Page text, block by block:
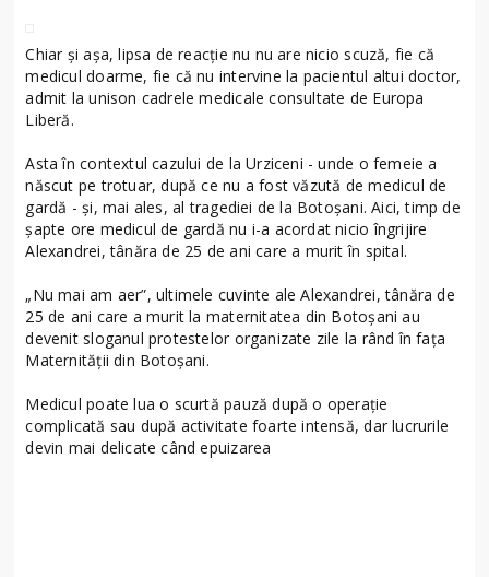
Chiar și așa, lipsa de reacție nu nu are nicio scuză, fie că
medicul doarme, fie că nu intervine la pacientul altui doctor,
admit la unison cadrele medicale consultate de Europa
Liberă.
Asta în contextul cazului de la Urziceni - unde o femeie a
născut pe trotuar, după ce nu a fost văzută de medicul de
gardă - și, mai ales, al tragediei de la Botoșani. Aici, timp de
șapte ore medicul de gardă nu i-a acordat nicio îngrijire
Alexandrei, tânăra de 25 de ani care a murit în spital.
„Nu mai am aer”, ultimele cuvinte ale Alexandrei, tânăra de
25 de ani care a murit la maternitatea din Botoșani au
devenit sloganul protestelor organizate zile la rând în fața
Maternității din Botoșani.
Medicul poate lua o scurtă pauză după o operație
complicată sau după activitate foarte intensă, dar lucrurile
devin mai delicate când epuizarea